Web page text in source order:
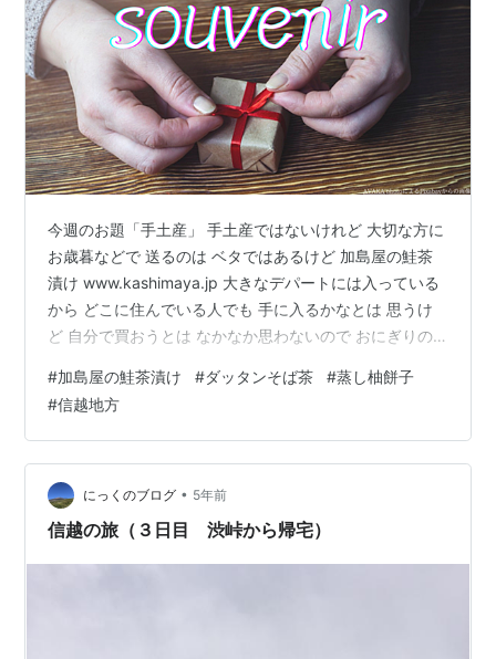
今週のお題「手土産」 手土産ではないけれど 大切な方に
お歳暮などで 送るのは ベタではあるけど 加島屋の鮭茶
漬け www.kashimaya.jp 大きなデパートには入っている
から どこに住んでいる人でも 手に入るかなとは 思うけ
ど 自分で買おうとは なかなか思わないので おにぎりの
ても美味しい 嫌いな人は いないんじゃないかな と思う
冷蔵なので 送る時限定だけど あと 長野に行った時 お決
まりのように 友達へのお土産に買うのが 信濃食品株式会
社の 国産ダッタンそば茶 montate47.official.ec 他で買う
のとは なぜか違…
#加島屋の鮭茶漬け #ダッタンそば茶 #蒸し柚餅子
#信越地方
にっくのブログ • 5年前
信越の旅（３日目 渋峠から帰宅）